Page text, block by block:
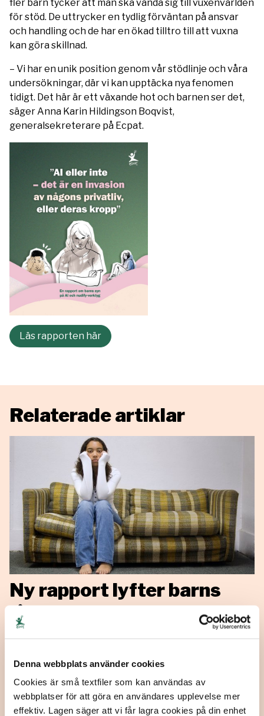
Denna webbplats använder cookies
Cookies är små textfiler som kan användas av
webbplatser för att göra en användares upplevelse mer
effektiv. Lagen säger att vi får lagra cookies på din enhet
fler barn tycker att man ska vända sig till vuxenvärlden
för stöd. De uttrycker en tydlig förväntan på ansvar
och handling och de har en ökad tilltro till att vuxna
kan göra skillnad.
– Vi har en unik position genom vår stödlinje och våra
undersökningar, där vi kan upptäcka nya fenomen
tidigt. Det här är ett växande hot och barnen ser det,
säger Anna Karin Hildingson Boqvist,
generalsekreterare på Ecpat.
Läs rapporten här
Relaterade artiklar
Ny rapport lyfter barns
låga förtroende för polis
och socialtjänst
också men var är de”, som lyfter barns attityder till
socialtjänst och polis. Resultaten pekar på en
omfattande brist på tillit till båda myndigheterna – som